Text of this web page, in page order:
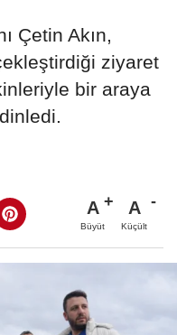
Çetin Akın,
ziyaret
bir araya
A
Büyüt
A
Küçült